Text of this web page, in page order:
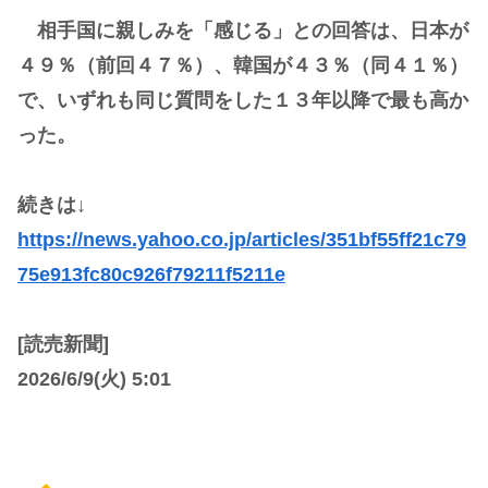
相手国に親しみを「感じる」との回答は、日本が
４９％（前回４７％）、韓国が４３％（同４１％）
で、いずれも同じ質問をした１３年以降で最も高か
った。
続きは↓
https://news.yahoo.co.jp/articles/351bf55ff21c79
75e913fc80c926f79211f5211e
[読売新聞]
2026/6/9(火) 5:01